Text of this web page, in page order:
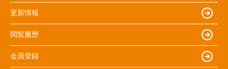
更新情報
閲覧履歴
会員登録